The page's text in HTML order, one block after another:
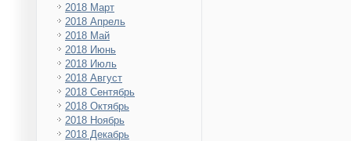
2018 Март
2018 Апрель
2018 Май
2018 Июнь
2018 Июль
2018 Август
2018 Сентябрь
2018 Октябрь
2018 Ноябрь
2018 Декабрь